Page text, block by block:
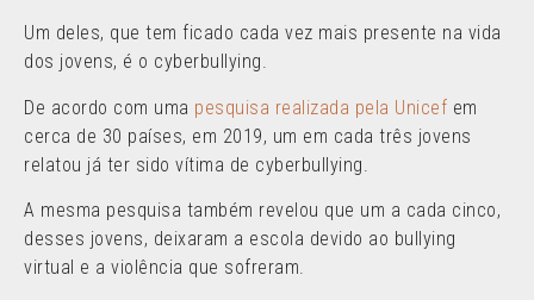
Um deles, que tem ficado cada vez mais presente na vida
dos jovens, é o cyberbullying.
De acordo com uma pesquisa realizada pela Unicef em
cerca de 30 países, em 2019, um em cada três jovens
relatou já ter sido vítima de cyberbullying.
A mesma pesquisa também revelou que um a cada cinco,
desses jovens, deixaram a escola devido ao bullying
virtual e a violência que sofreram.